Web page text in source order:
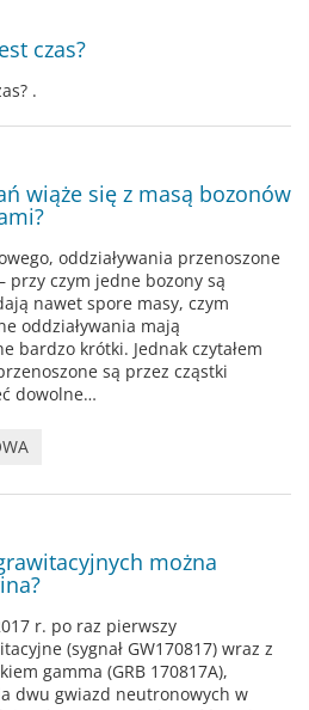
czas?
.
wiąże się z masą bozonów
oddziaływania przenoszone
przy czym jedne bozony są
nawet spore masy, czym
oddziaływania mają
bardzo krótki. Jednak czytałem
są przez cząstki
dowolne…
można
r. po raz pierwszy
(sygnał GW170817) wraz z
gamma (GRB 170817A),
dwu gwiazd neutronowych w